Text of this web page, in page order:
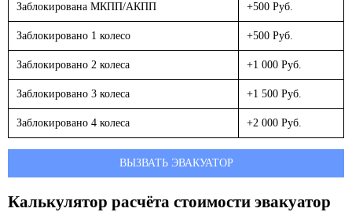
Заблокирована МКПП/АКПП +500 Руб.
Заблокировано 1 колесо +500 Руб.
Заблокировано 2 колеса +1 000 Руб.
Заблокировано 3 колеса +1 500 Руб.
Заблокировано 4 колеса +2 000 Руб.
ВЫЗВАТЬ ЭВАКУАТОР
Калькулятор расчёта стоимости эвакуатор